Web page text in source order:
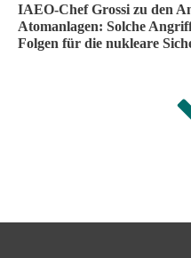
IAEO-Chef Grossi zu den
Atomanlagen: Solche
Folgen für die nukleare